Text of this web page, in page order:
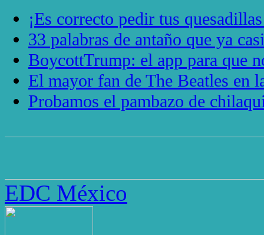
¡Es correcto pedir tus
33 palabras de antaño que ya
BoycottTrump: el app para que
El mayor fan de The Beatles en
Probamos el pambazo de
EDC México